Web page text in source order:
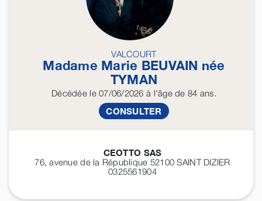
VALCOURT
Madame Marie BEUVAIN née
TYMAN
Décédéele 07/06/2026 à l'âge de 84 ans.
CONSULTER
CEOTTO SAS
76, avenue de la République 52100SAINT DIZIER
0325561904